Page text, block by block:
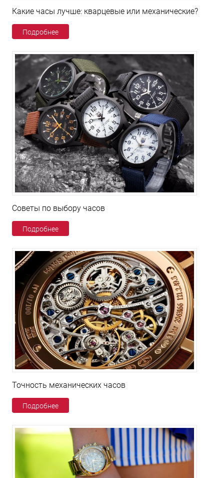
Какие часы лучше: кварцевые или механические?
Подробнее
Советы по выбору часов
Подробнее
Точность механических часов
Подробнее